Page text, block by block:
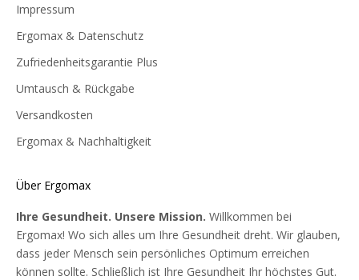
Gesundheit widerspiegeln
Wussten Sie, dass Haut, Haare und Nägel viel über Ihren
Ihr Körper ist äußerst raffiniert und so eingerichtet, dass er
alles tut, um Sie am Leben zu erhalten. Das bedeutet, dass in
jedem Fall lebenswichtige Organe wie Herz, Leber, Lunge und
vorhanden sind. Wenn also Haut, Haare und Nägel in einem
dafür werten, dass Ihr Körper zusätzliche Nährstoffe benötigt.
Gesamtzustand aussagen. Gesundes Haar, gesunde Nägel und
strahlende Haut sind aber auch ein Zeichen dafür, dass Sie im
wahrsten Sinne des Wortes "bei Verstand" sind!
Impressum
Ergomax & Datenschutz
Zufriedenheitsgarantie Plus
Umtausch & Rückgabe
Versandkosten
Ergomax & Nachhaltigkeit
Über Ergomax
Ihre Gesundheit. Unsere Mission. Willkommen bei
Ergomax! Wo sich alles um Ihre Gesundheit dreht. Wir glauben,
dass jeder Mensch sein persönliches Optimum erreichen
können sollte. Schließlich ist Ihre Gesundheit Ihr höchstes Gut.